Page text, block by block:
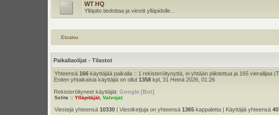
WT HQ
Ylläpito tiedottaa ja viestit ylläpidolle...
Etusivu
Paikallaolijat - Tilastot
Yhteensä166 käyttäjää paikalla :: 1 rekisteröitynyttä, ei yhtään piilotettua ja 165 vierailijaa
Eniten yhtaikaisia käyttäjiä on ollut1358 kpl, 31 Heinä 2026, 01:26
Rekisteröityneet käyttäjät:Google [Bot]
Selite ::Ylläpitäjät,Valvojat
Viestejä yhteensä10330 | Viestiketjuja on yhteensä1365 kappaletta | Käyttäjiä yhteensä